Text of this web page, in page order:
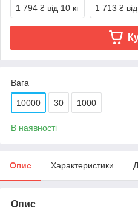
1 794 ₴ від 10 кг 1 713 ₴
Вага
10000 30 1000
В наявності
Опис Характеристики
Опис